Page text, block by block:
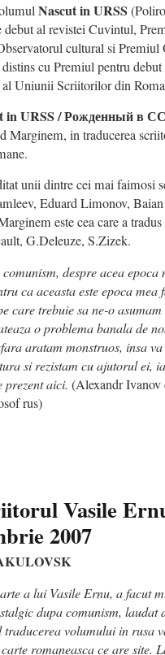
Nascut in URSS
al revistei Cuvintul,
cultural si Premiul
cu Premiul pentru
Uniunii Scriitorilor din
in URSS / Рожденный в
Marginem, in traducerea
unii dintre cei mai faimosi
Eduard Limonov,
este cea care a
G.Deleuze, S.Zizek.
despre acea
ca aceasta este epoca mea
care trebuie sa ne-o
o problema banala de
aratam monstruos, insa
si rezistam cu ajutorul ei,
prezent aici. (Alexandr
rus)
Vasile
2007
a lui Vasile Ernu, a facut
dupa comunism, laudat
volumului in rusa
romaneasca ce are site.